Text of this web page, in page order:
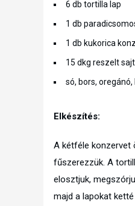
6 db tortilla lap
1 db
1 db kukorica
15 dkg reszelt sajt
só, bors,
Elkészítés:
A kétféle konzervet
fűszerezzük. A
elosztjuk,
majd a lapokat ketté